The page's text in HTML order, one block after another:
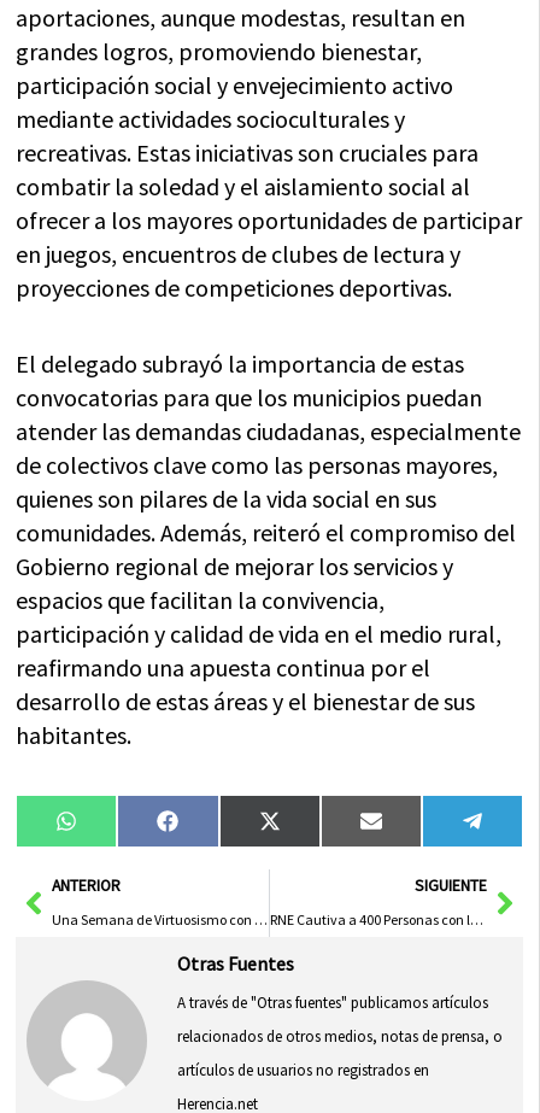
aportaciones, aunque modestas, resultan en
grandes logros, promoviendo bienestar,
participación social y envejecimiento activo
mediante actividades socioculturales y
recreativas. Estas iniciativas son cruciales para
combatir la soledad y el aislamiento social al
ofrecer a los mayores oportunidades de participar
en juegos, encuentros de clubes de lectura y
proyecciones de competiciones deportivas.
El delegado subrayó la importancia de estas
convocatorias para que los municipios puedan
atender las demandas ciudadanas, especialmente
de colectivos clave como las personas mayores,
quienes son pilares de la vida social en sus
comunidades. Además, reiteró el compromiso del
Gobierno regional de mejorar los servicios y
espacios que facilitan la convivencia,
participación y calidad de vida en el medio rural,
reafirmando una apuesta continua por el
desarrollo de estas áreas y el bienestar de sus
habitantes.
Compartir
en
WhatsAppCompartir
en
FacebookCompartir
en
X
(Twitter)
Compartir
en
Email
en
AntANTERIOR
Una Semana de Virtuosismo con los Departamentos de Piano, Viento madera y Cuerda del Conservatorio
SIGUIENTE
RNE Cautiva a 400 Personas con la Emisión en Vivo de ‘No es un día cualquiera’
Otras Fuentes
A través de "Otras fuentes" publicamos artículos
relacionados de otros medios, notas de prensa, o
artículos de usuarios no registrados en
Herencia.net